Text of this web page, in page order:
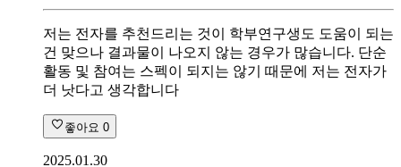
저는 전자를 추천드리는 것이 학부연구생도 도움이 되는
건 맞으나 결과물이 나오지 않는 경우가 많습니다. 단순
활동 및 참여는 스펙이 되지는 않기 때문에 저는 전자가
더 낫다고 생각합니다
좋아요 0
2025.01.30